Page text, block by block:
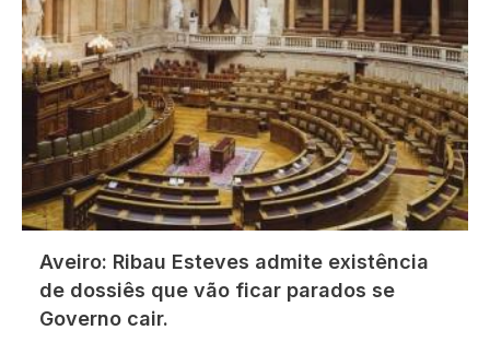
Aveiro: Ribau Esteves admite existência
de dossiês que vão ficar parados se
Governo cair.